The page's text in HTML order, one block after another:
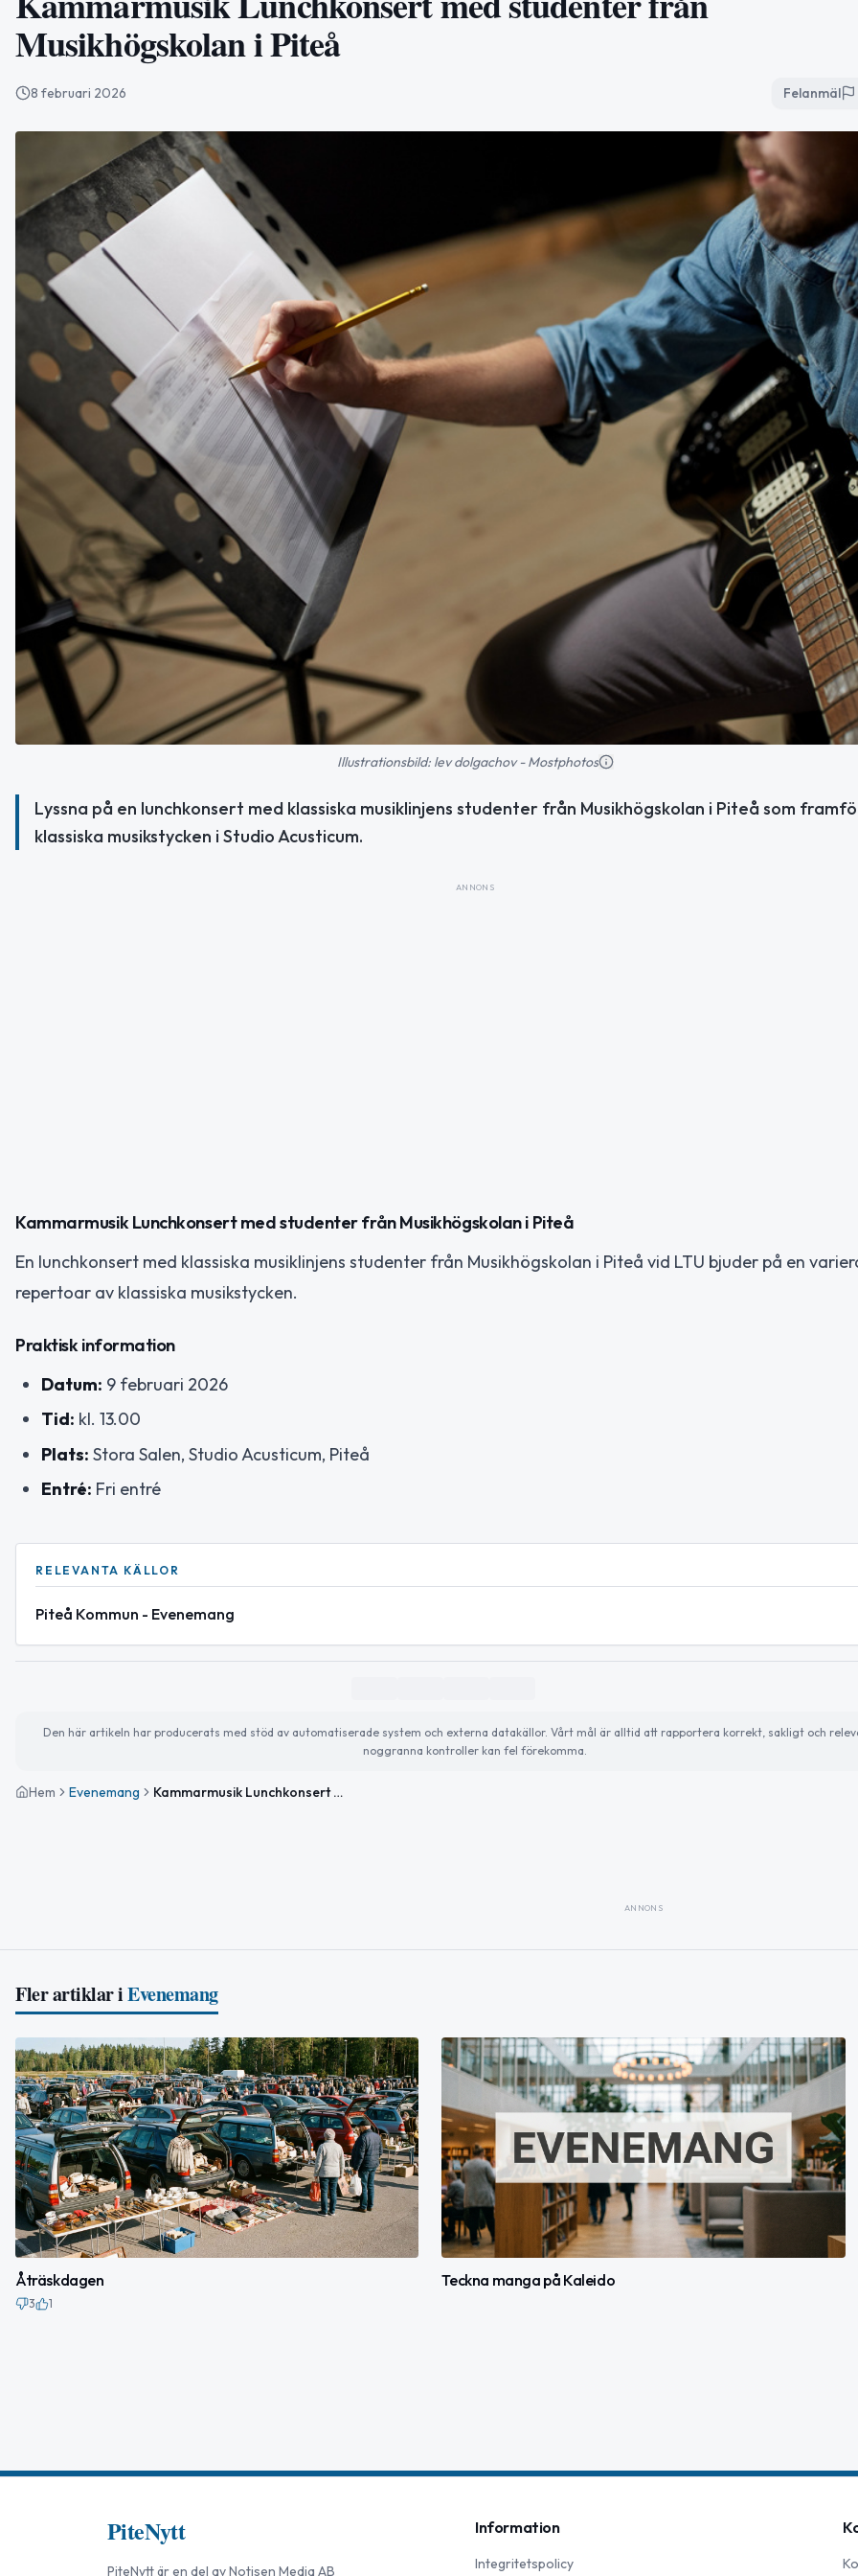
Musikhögskolan i Piteå
8 februari 2026 Felanmäl
Illustrationsbild: lev dolgachov - Mostphotos
Lyssna på en lunchkonsert med klassiska musiklinjens studenter från Musikhögskolan i Piteå som
klassiska musikstycken i Studio Acusticum.
ANNONS
Kammarmusik Lunchkonsert med studenter från Musikhögskolan i Piteå
En lunchkonsert med klassiska musiklinjens studenter från Musikhögskolan i Piteå vid LTU bjuder på en
repertoar av klassiska musikstycken.
Praktisk information
Datum: 9 februari 2026
Tid: kl. 13.00
Plats: Stora Salen, Studio Acusticum, Piteå
Entré: Fri entré
RELEVANTA KÄLLOR
Piteå Kommun - Evenemang
Den här artikeln har producerats med stöd av automatiserade system och externa datakällor. Vårt mål är alltid att rapportera korrekt, sakligt och
noggranna kontroller kan fel förekomma.
Hem Evenemang Kammarmusik Lunchkonsert med studenter från Musikhögskolan i Piteå
ANNONS
Fler artiklar iEvenemang
Åträskdagen
3 1
Teckna manga på Kaleido
PiteNytt
PiteNyttär en del avNotisen Media AB
Information
Integritetspolicy